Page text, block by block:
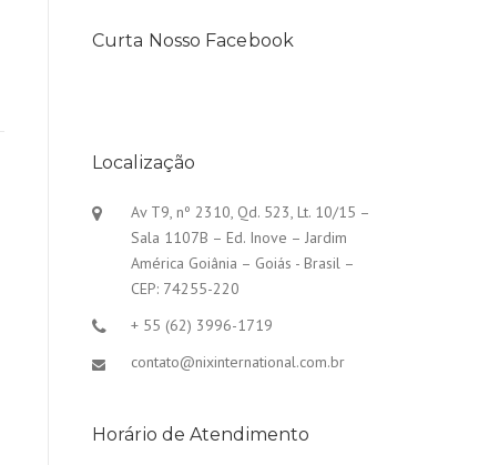
Curta Nosso Facebook
Localização
Av T9, nº 2310, Qd. 523, Lt. 10/15 –
Sala 1107B – Ed. Inove – Jardim
América Goiânia – Goiás - Brasil –
CEP: 74255-220
+ 55 (62) 3996-1719
contato@nixinternational.com.br
Horário de Atendimento